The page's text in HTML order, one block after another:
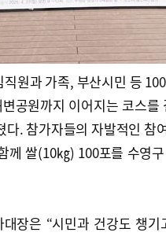
원과 가족, 부산시민 등
공원까지 이어지는 코스를
. 참가자들의 자발적인 참
께 쌀(10㎏) 100포를 수영
장은 “시민과 건강도 챙